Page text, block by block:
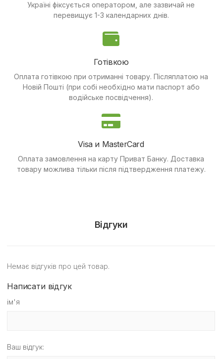
Україні фіксується оператором, але зазвичай не
перевищує 1-3 календарних днів.
Готівкою
Оплата готівкою при отриманні товару. Післяплатою на
Новій Пошті (при собі необхідно мати паспорт або
водійське посвідчення).
Visa и MasterCard
Оплата замовлення на карту Приват Банку. Доставка
товару можлива тільки після підтвердження платежу.
Відгуки
Немає відгуків про цей товар.
Написати відгук
ім'я
Ваш відгук: